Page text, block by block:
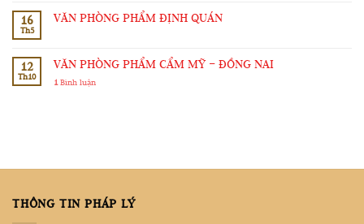
16
Th5
VĂN PHÒNG PHẨM ĐỊNH QUÁN
12
Th10
VĂN PHÒNG PHẨM CẨM MỸ – ĐỒNG NAI
1Bình luận
THÔNG TIN PHÁP LÝ